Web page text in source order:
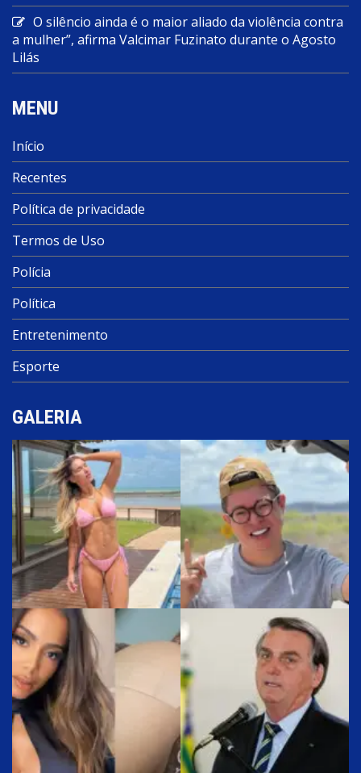
O silêncio ainda é o maior aliado da violência contra
a mulher”, afirma Valcimar Fuzinato durante o Agosto
Lilás
MENU
Início
Recentes
Política de privacidade
Termos de Uso
Polícia
Política
Entretenimento
Esporte
GALERIA